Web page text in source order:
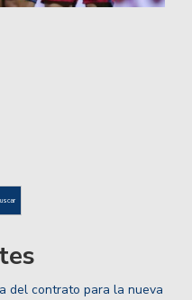
del contrato para la nueva